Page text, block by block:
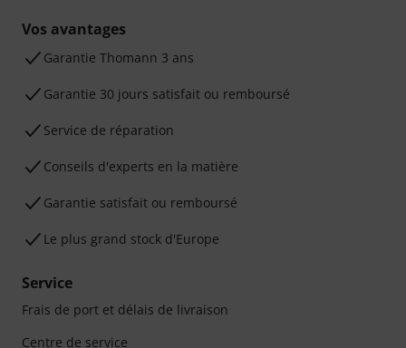
Vos avantages
Ga­ran­tie Thomann 3 ans
Garantie 30 jours satisfait ou remboursé
Service de réparation
Conseils d'experts en la matière
Garantie satisfait ou remboursé
Le plus grand stock d'Europe
Service
Frais de port et délais de livraison
Centre de service